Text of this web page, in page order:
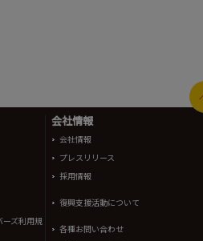
ーズ利用規
会社情報
会社情報
プレスリリース
採用情報
復興支援活動について
各種お問い合わせ